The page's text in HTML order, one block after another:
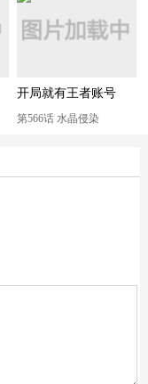
开局就有王者账号
第566话 水晶侵染